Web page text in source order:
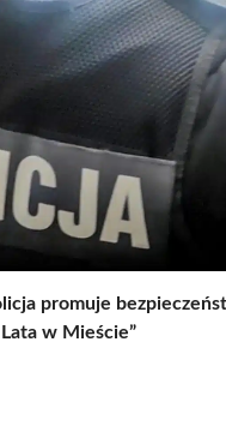
promuje
w Mieście”